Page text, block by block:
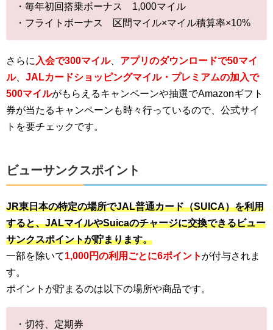
・毎年初回搭乗ボーナス 1,000マイル
・フライトボーナス 区間マイル×マイル積算率×10%
さらに 入会で300マイル、 アプリのダウンロードで50マイ
ル、 JALカードショッピングマイル・プレミアムの加入で
500マイルがもらえるキャンペーンや抽選でAmazonギフト
券が当たるキャンペーンも時々行っているので、公式サイ
トを要チェックです。
ビューサンクスポイント
JR東日本の特定の場所でJAL普通カード（SUICA）を利用
すると、JALマイルやSuicaのチャージに交換できるビュー
サンクスポイントが貯まります。
一部を除いて1,000円の利用ごとに6ポイント が付与されま
す。
ポイントが貯まるのは以下の場所や商品です。
・切符、定期券